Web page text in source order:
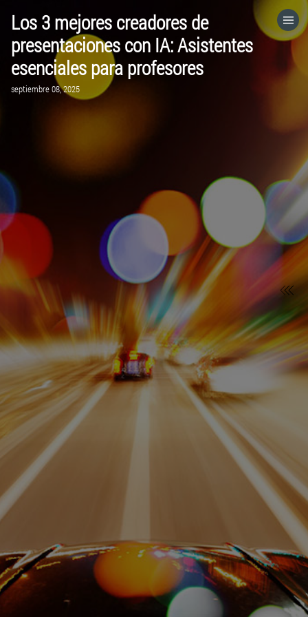
Los 3 mejores creadores de
presentaciones con IA: Asistentes
esenciales para profesores
septiembre 08, 2025
HOME
CATEGORÍAS